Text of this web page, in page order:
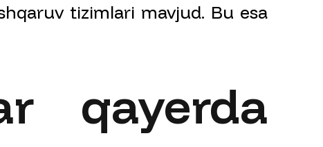
tizimlari mavjud. Bu esa
qayerda